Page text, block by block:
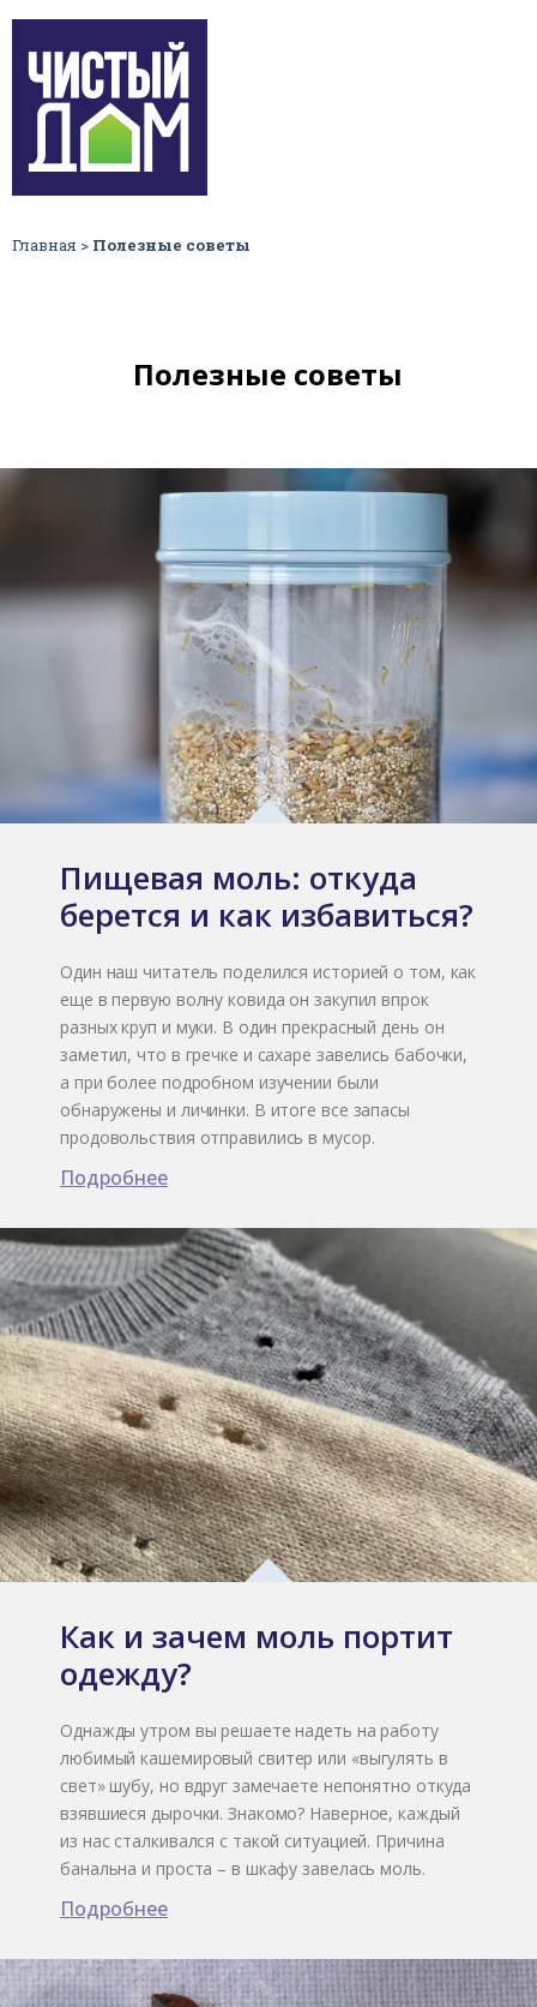
Главная > Полезные советы
Полезные советы
Пищевая моль: откуда
берется и как избавиться?
Один наш читатель поделился историей о том, как
еще в первую волну ковида он закупил впрок
разных круп и муки. В один прекрасный день он
заметил, что в гречке и сахаре завелись бабочки,
а при более подробном изучении были
обнаружены и личинки. В итоге все запасы
продовольствия отправились в мусор.
Подробнее
Как и зачем моль портит
одежду?
Однажды утром вы решаете надеть на работу
любимый кашемировый свитер или «выгулять в
свет» шубу, но вдруг замечаете непонятно откуда
взявшиеся дырочки. Знакомо? Наверное, каждый
из нас сталкивался с такой ситуацией. Причина
банальна и проста – в шкафу завелась моль.
Подробнее